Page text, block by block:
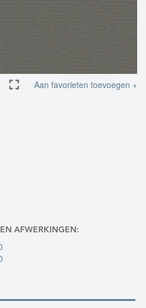
Aan favorieten toevoegen +
AFWERKINGEN: